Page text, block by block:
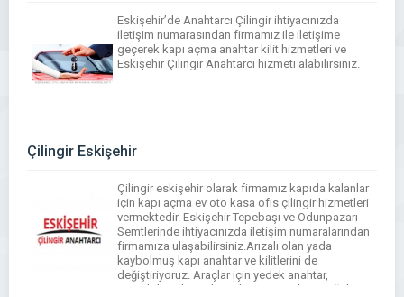
Eskişehir’de Anahtarcı Çilingir ihtiyacınızda
iletişim numarasından firmamız ile iletişime
geçerek kapı açma anahtar kilit hizmetleri ve
Eskişehir Çilingir Anahtarcı hizmeti alabilirsiniz.
Çilingir Eskişehir
Çilingir eskişehir olarak firmamız kapıda kalanlar
için kapı açma ev oto kasa ofis çilingir hizmetleri
vermektedir. Eskişehir Tepebaşı ve Odunpazarı
Semtlerinde ihtiyacınızda iletişim numaralarından
firmamıza ulaşabilirsiniz.Arızalı olan yada
kaybolmuş kapı anahtar ve kilitlerini de
değiştiriyoruz. Araçlar için yedek anahtar,
immobilizer kontak anahtarı ve anahtar çoğaltma